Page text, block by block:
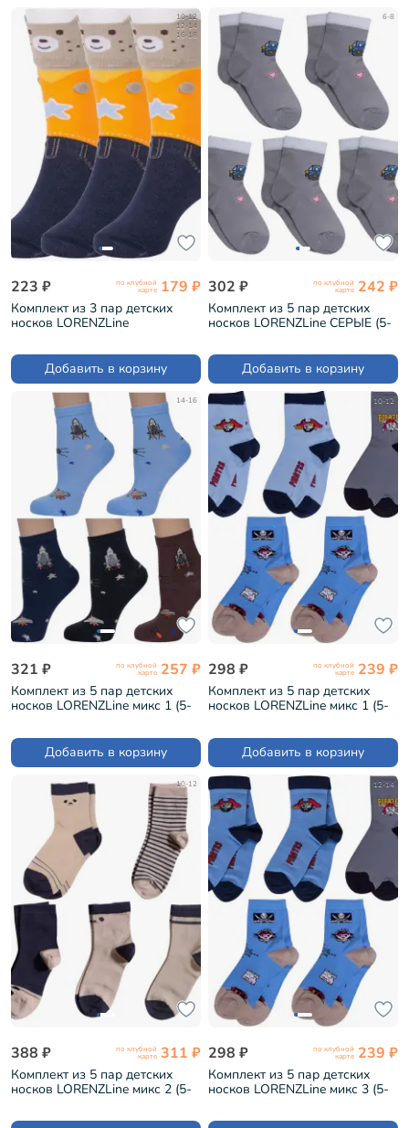
10-12
12-14
16-18
223 ₽ по клубной
карте 179 ₽
Комплект из 3 пар детских
носков LORENZLine
Добавить в корзину
6-8
302 ₽ по клубной
карте 242 ₽
Комплект из 5 пар детских
носков LORENZLine СЕРЫЕ (5-
Добавить в корзину
14-16
321 ₽ по клубной
карте 257 ₽
Комплект из 5 пар детских
носков LORENZLine микс 1 (5-
Добавить в корзину
10-12
298 ₽ по клубной
карте 239 ₽
Комплект из 5 пар детских
носков LORENZLine микс 1 (5-
Добавить в корзину
10-12
388 ₽ по клубной
карте 311 ₽
Комплект из 5 пар детских
носков LORENZLine микс 2 (5-
12-14
298 ₽ по клубной
карте 239 ₽
Комплект из 5 пар детских
носков LORENZLine микс 3 (5-